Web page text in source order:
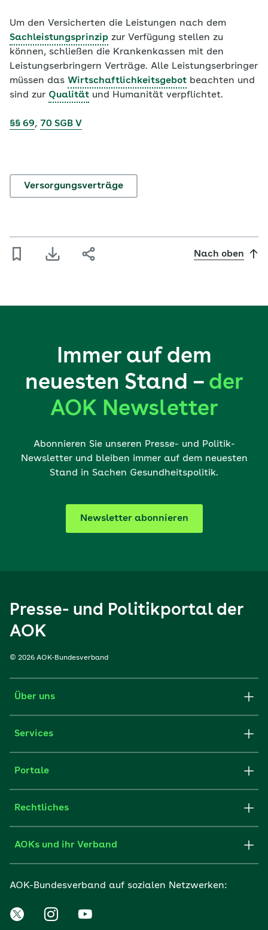
Um den Versicherten die Leistungen nach dem
Sachleistungsprinzip zur Verfügung stellen zu
können, schließen die Krankenkassen mit den
Leistungserbringern Verträge. Alle Leistungserbringer
müssen das Wirtschaftlichkeitsgebot beachten und
sind zur Qualität und Humanität verpflichtet.
§§ 69, 70 SGB V
Versorgungsverträge
Nach oben
Immer auf dem
neuesten Stand – der
AOK Newsletter
Abonnieren Sie unseren Presse- und Politik-
Newsletter und bleiben immer auf dem neuesten
Stand in Sachen Gesundheitspolitik.
Newsletter abonnieren
Presse- und Politikportal der
AOK
© 2026 AOK-Bundesverband
Über uns
Services
Portale
Rechtliches
AOKs und ihr Verband
AOK-Bundesverband auf sozialen Netzwerken: